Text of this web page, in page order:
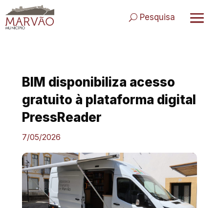
to
content
Pesquisa
BIM disponibiliza acesso
gratuito à plataforma digital
PressReader
7/05/2026